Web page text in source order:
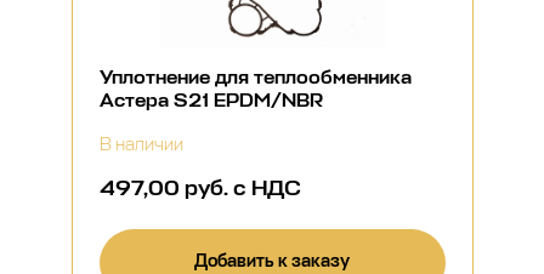
Уплотнение для теплообменника
Астера S21 EPDM/NBR
В наличии
497,00 руб. с НДС
Добавить к заказу